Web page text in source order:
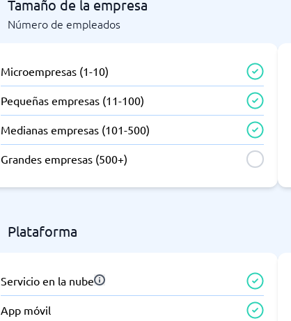
Tamaño de la empresa
Número de empleados
Microempresas (1-10)
Pequeñas empresas (11-100)
Medianas empresas (101-500)
Grandes empresas (500+)
Plataforma
Servicio en la nube
App móvil